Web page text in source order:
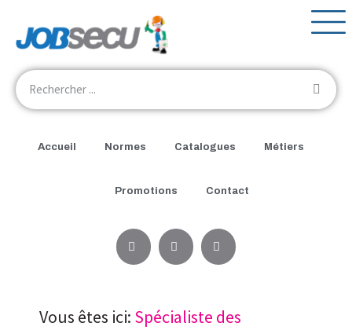
Accueil Normes Catalogues Métiers
Promotions Contact
Vous êtes ici: Spécialiste des